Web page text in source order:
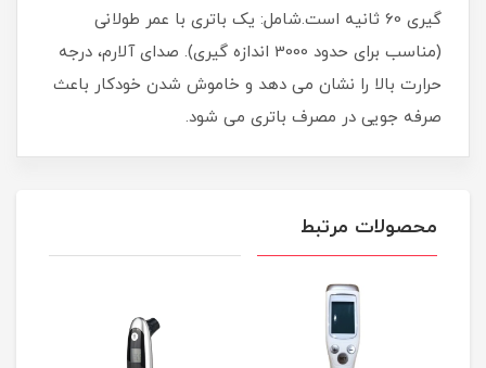
گیری 60 ثانیه است.شامل: یک باتری با عمر طولانی
(مناسب برای حدود 3000 اندازه گیری). صدای آلارم، درجه
حرارت بالا را نشان می دهد و خاموش شدن خودکار باعث
صرفه جویی در مصرف باتری می شود.
محصولات مرتبط